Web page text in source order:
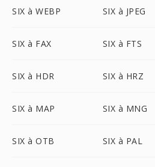
SIX à WEBP SIX à JPEG
SIX à FAX SIX à FTS
SIX à HDR SIX à HRZ
SIX à MAP SIX à MNG
SIX à OTB SIX à PAL